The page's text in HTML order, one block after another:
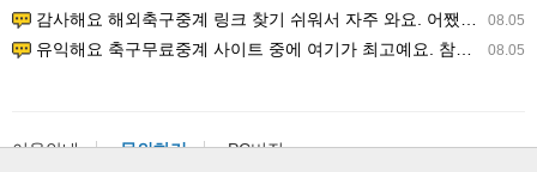
08.05
감사해요 해외축구중계 링크 찾기 쉬워서 자주 와요. 어쨌든 축구무료중계도 합법적인 곳에서 봐야 마음 편해요.…
08.05
유익해요 축구무료중계 사이트 중에 여기가 최고예요. 참고로 축구무료중계도 합법적인 곳에서 봐야 마음 편해요.…
이용안내 문의하기 PC버전